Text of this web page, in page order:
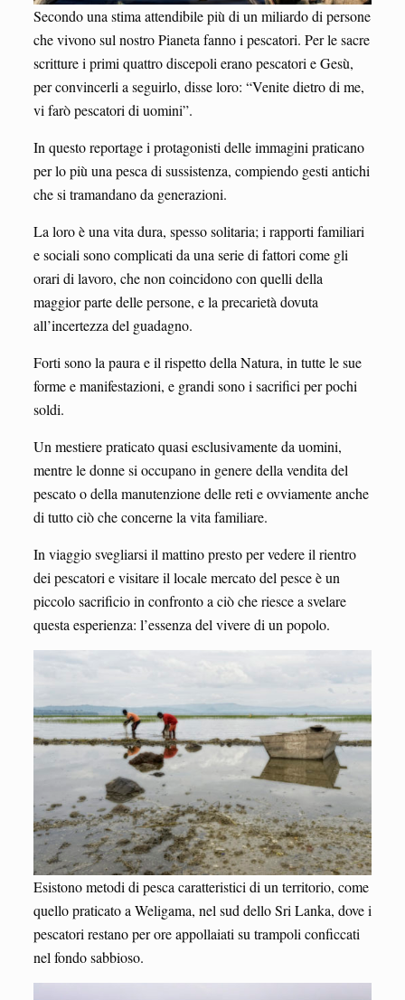
Secondo una stima attendibile più di un miliardo di persone
che vivono sul nostro Pianeta fanno i pescatori. Per le sacre
scritture i primi quattro discepoli erano pescatori e Gesù,
per convincerli a seguirlo, disse loro: “Venite dietro di me,
vi farò pescatori di uomini”.
In questo reportage i protagonisti delle immagini praticano
per lo più una pesca di sussistenza, compiendo gesti antichi
che si tramandano da generazioni.
La loro è una vita dura, spesso solitaria; i rapporti familiari
e sociali sono complicati da una serie di fattori come gli
orari di lavoro, che non coincidono con quelli della
maggior parte delle persone, e la precarietà dovuta
all’incertezza del guadagno.
Forti sono la paura e il rispetto della Natura, in tutte le sue
forme e manifestazioni, e grandi sono i sacrifici per pochi
soldi.
Un mestiere praticato quasi esclusivamente da uomini,
mentre le donne si occupano in genere della vendita del
pescato o della manutenzione delle reti e ovviamente anche
di tutto ciò che concerne la vita familiare.
In viaggio svegliarsi il mattino presto per vedere il rientro
dei pescatori e visitare il locale mercato del pesce è un
piccolo sacrificio in confronto a ciò che riesce a svelare
questa esperienza: l’essenza del vivere di un popolo.
Esistono metodi di pesca caratteristici di un territorio, come
quello praticato a Weligama, nel sud dello Sri Lanka, dove i
pescatori restano per ore appollaiati su trampoli conficcati
nel fondo sabbioso.